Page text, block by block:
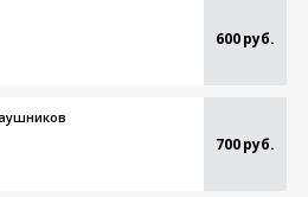
600 руб.
700 руб.